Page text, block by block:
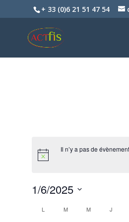
+ 33 (0)6 21 51 47 54
Il n’y a pas de
1/6/2025
uneCalendrier
L M M J